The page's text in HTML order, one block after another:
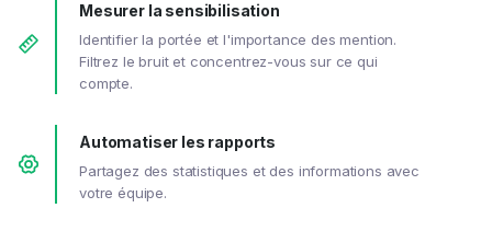
Mesurer la sensibilisation
Identifier la portée et l'importance des mention.
Filtrez le bruit et concentrez-vous sur ce qui
compte.
Automatiser les rapports
Partagez des statistiques et des informations avec
votre équipe.